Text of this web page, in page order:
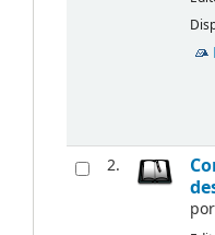
2.
por